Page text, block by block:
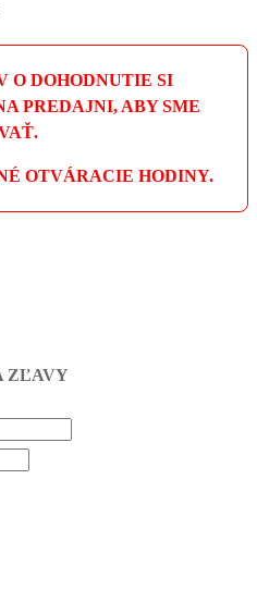
O DOHODNUTIE SI
PREDAJNI, ABY SME
OTVÁRACIE HODINY.
ZĽAVY